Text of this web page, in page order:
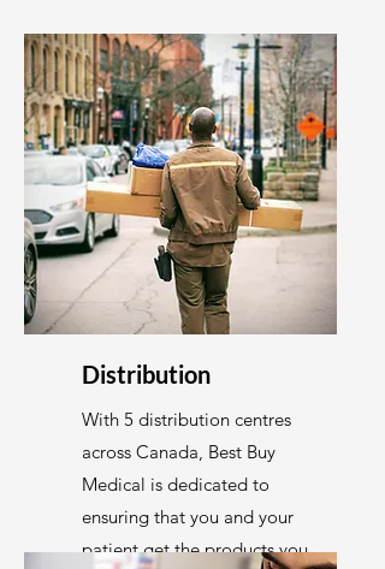
Distribution
With 5 distribution centres
across Canada, Best Buy
Medical is dedicated to
ensuring that you and your
patient get the products you